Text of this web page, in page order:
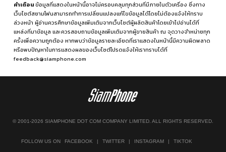
คำเตือนข้อมูลที่แสดงในหน้านี้อาจไม่ครอบคลุมทุกส่วนที่มีภายในตัวเครื่อง ซึ่งทาง
เว็บไซต์สยามโฟนสามารถทำการเปลี่ยนแปลงแก้ไขข้อมูลได้โดยไม่ต้องแจ้งให้ทราบ
ล่วงหน้า ผู้อ่านควรศึกษาข้อมูลเพิ่มเติมจากเว็บไซต์ผู้ผลิตสินค้าโดยเข้าไปอ่านได้ที่
แหล่งที่มาข้อมูล และควรสอบถามข้อมูลเพิ่มเติมจากผู้ขายสินค้า ณ จุดวางจำหน่ายทุก
ครั้งเพื่อความถูกต้อง หากพบว่าข้อมูลรายละเอียดที่เราแสดงในหน้านี้มีความผิดพลาด
หรือพบปัญหาในการแสดงผลของเว็บไซต์โปรดแจ้งให้เราทราบได้ที่
feedback@siamphone.com
© 2001-2026 SIAMPHONE DOT COM COMPANY LIMITED. ALL RIGHTS RESERVED.
FOLLOW US ON FACEBOOK | TWITTER | INSTAGRAM | TIKTOK